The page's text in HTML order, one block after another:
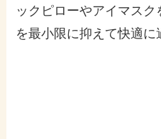
ックピローやアイマス
を最小限に抑えて快適に